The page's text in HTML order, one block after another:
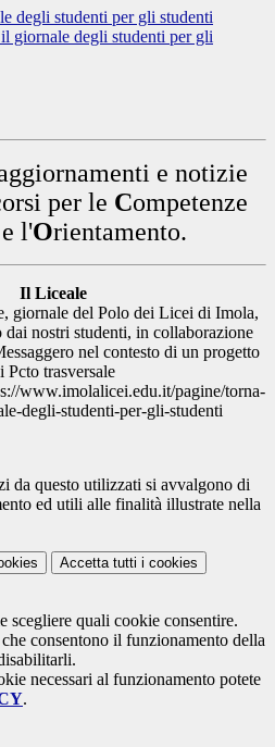
degli studenti per gli studenti
giornale degli studenti per gli
e notizie
per le Competenze
l'Orientamento.
Il Liceale
giornale del Polo dei Licei di Imola,
dai nostri studenti, in collaborazione
nel contesto di un progetto
Pcto trasversale
www.imolalicei.edu.it/pagine/torna-
degli-studenti-per-gli-studenti
da questo utilizzati si avvalgono di
ed utili alle finalità illustrate nella
Accetta tutti i cookies
scegliere quali cookie consentire.
consentono il funzionamento della
necessari al funzionamento potete
.